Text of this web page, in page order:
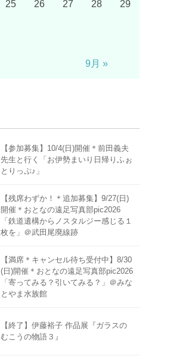
25 26 27 28 29
9月 »
【参加募集】10/4(日)開催＊前田義夫
先生と行く「お伊勢まいり日帰りふぉ
とりっぷ♪」
【残席わずか！＊追加募集】9/27(日)
開催＊おとなの遠足写真部pic2026
「鉄道遺構からノスタルジー感じる１
枚を」＠武田尾廃線跡
【満席＊キャンセル待ち受付中】8/30
(日)開催＊おとなの遠足写真部pic2026
「寄ってみる？引いてみる？」＠みな
とやま水族館
【終了】伊藤裕子 作品展『ガラスの
むこうの物語３』